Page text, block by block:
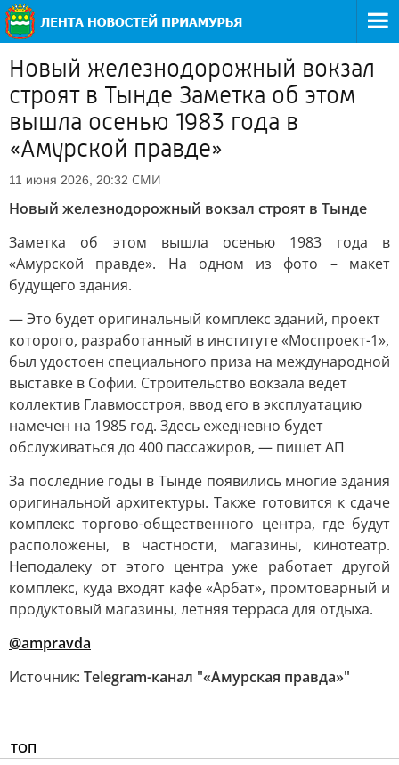
Новый железнодорожный вокзал
строят в Тынде Заметка об этом
вышла осенью 1983 года в
«Амурской правде»
11 июня 2026, 20:32 СМИ
Новый железнодорожный вокзал строят в Тынде
Заметка об этом вышла осенью 1983 года в
«Амурской правде». На одном из фото – макет
будущего здания.
— Это будет оригинальный комплекс зданий, проект
которого, разработанный в институте «Моспроект-1»,
был удостоен специального приза на международной
выставке в Софии. Строительство вокзала ведет
коллектив Главмосстроя, ввод его в эксплуатацию
намечен на 1985 год. Здесь ежедневно будет
обслуживаться до 400 пассажиров, — пишет АП
За последние годы в Тынде появились многие здания
оригинальной архитектуры. Также готовится к сдаче
комплекс торгово-общественного центра, где будут
расположены, в частности, магазины, кинотеатр.
Неподалеку от этого центра уже работает другой
комплекс, куда входят кафе «Арбат», промтоварный и
продуктовый магазины, летняя терраса для отдыха.
@ampravda
Источник: Telegram-канал "«Амурская правда»"
ТОП